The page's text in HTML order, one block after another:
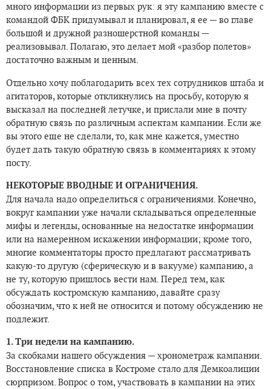
много информации из первых рук: я эту кампанию вместе с
командой ФБК придумывал и планировал, я ее — во главе
большой и дружной разношерстной команды —
реализовывал. Полагаю, это делает мой «разбор полетов»
достаточно важным и ценным.
Отдельно хочу поблагодарить всех тех сотрудников штаба и
агитаторов, которые откликнулись на просьбу, которую я
высказал на последней летучке, и прислали мне в почту
обратную связь по различным аспектам кампании. Если же
вы этого еще не сделали, то, как мне кажется, уместно
будет дать такую обратную связь в комментариях к этому
посту.
НЕКОТОРЫЕ ВВОДНЫЕ И ОГРАНИЧЕНИЯ.
Для начала надо определиться с ограничениями. Конечно,
вокруг кампании уже начали складываться определенные
мифы и легенды, основанные на недостатке информации
или на намеренном искажении информации; кроме того,
многие комментаторы просто предлагают рассматривать
какую-то другую (сферическую и в вакууме) кампанию, а
не ту, которую пришлось вести нам. Перед тем, как
обсуждать костромскую кампанию, давайте сразу
обозначим, что к ней не относится и потому обсуждению не
подлежит.
1. Три недели на кампанию.
За скобками нашего обсуждения — хронометраж кампании.
Восстановление списка в Костроме стало для Демкоалиции
сюрпризом. Вопрос о том, участвовать в кампании на этих